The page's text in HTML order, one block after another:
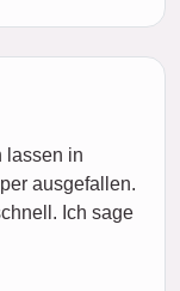
lassen in
ausgefallen.
Ich sage